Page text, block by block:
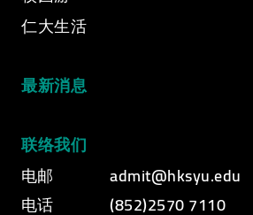
仁大生活
最新消息
联络我们
电邮
admit@hksyu.edu
电话
(852)2570 7110